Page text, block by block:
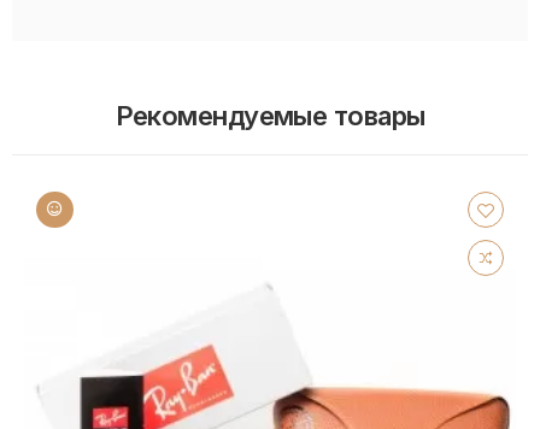
Рекомендуемые товары